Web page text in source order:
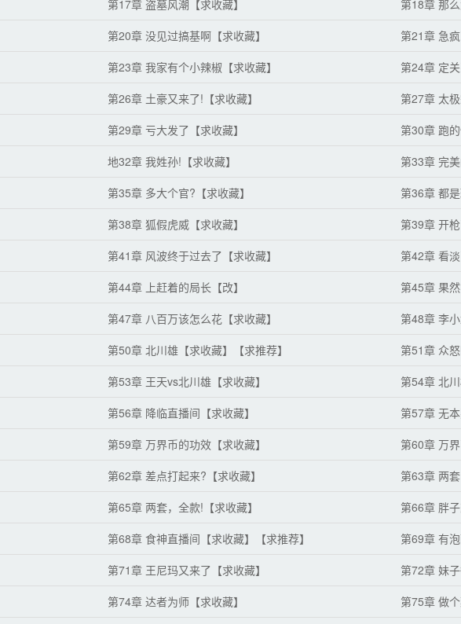
第17章 盗墓风潮【求收藏】
第18章 那
第20章 没见过搞基啊【求收藏】
第21章 急
第23章 我家有个小辣椒【求收藏】
第24章 定关
第26章 土豪又来了!【求收藏】
第27章 太
第29章 亏大发了【求收藏】
第30章 跑
地32章 我姓孙!【求收藏】
第33章 完
第35章 多大个官?【求收藏】
第36章 都
第38章 狐假虎威【求收藏】
第39章 开枪
第41章 风波终于过去了【求收藏】
第42章 看
第44章 上赶着的局长【改】
第45章 果
第47章 八百万该怎么花【求收藏】
第48章 李
第50章 北川雄【求收藏】【求推荐】
第51章 众怒
第53章 王天vs北川雄【求收藏】
第54章 北
第56章 降临直播间【求收藏】
第57章 无
第59章 万界币的功效【求收藏】
第60章 万
第62章 差点打起来?【求收藏】
第63章 两套
第65章 两套，全款!【求收藏】
第66章 胖
第68章 食神直播间【求收藏】【求推荐】
第69章 有
第71章 王尼玛又来了【求收藏】
第72章 妹
第74章 达者为师【求收藏】
第75章 做